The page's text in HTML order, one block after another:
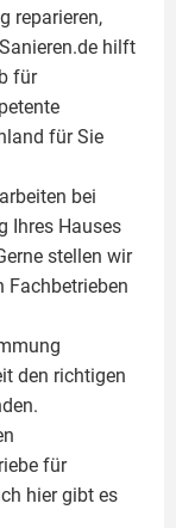
reparieren,
hilft
für
für Sie
bei
Ihres Hauses
stellen wir
Fachbetrieben
den richtigen
für
hier gibt es